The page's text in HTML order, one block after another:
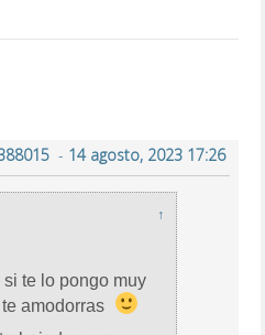
- 14 agosto, 2023 17:26
↑
te lo pongo muy
amodorras